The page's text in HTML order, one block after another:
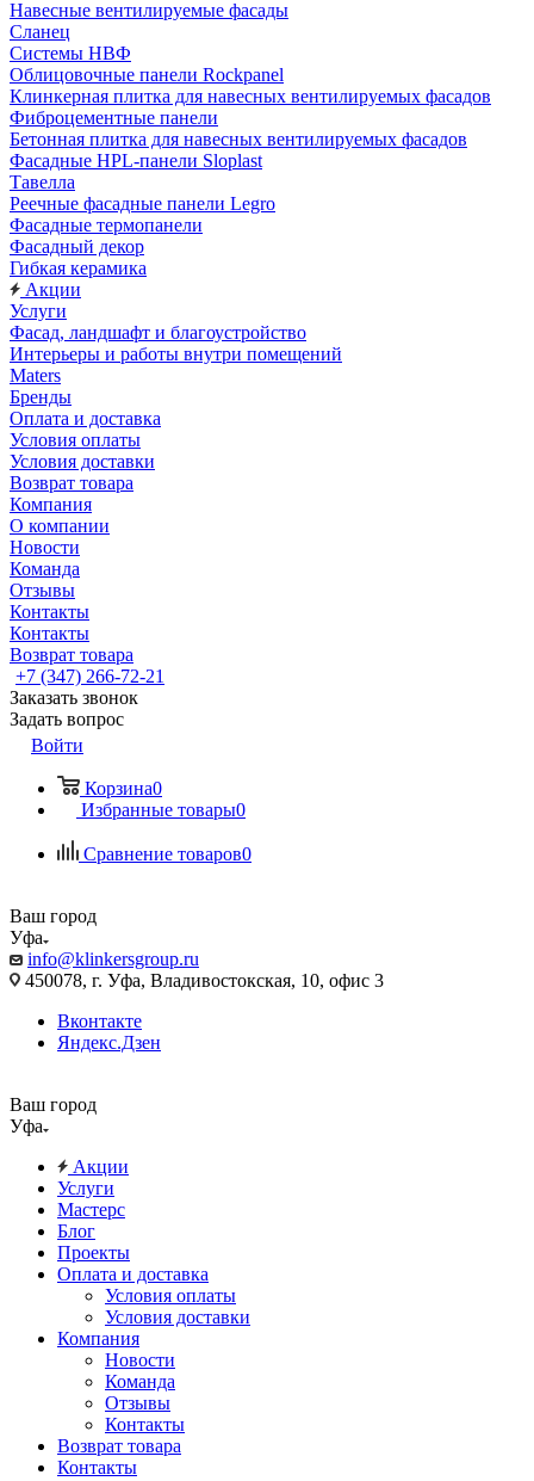
Навесные вентилируемые фасады
Сланец
Системы НВФ
Облицовочные панели Rockpanel
Клинкерная плитка для навесных вентилируемых фасадов
Фиброцементные панели
Бетонная плитка для навесных вентилируемых фасадов
Фасадные HPL-панели Sloplast
Тавелла
Реечные фасадные панели Legro
Фасадные термопанели
Фасадный декор
Гибкая керамика
Акции
Услуги
Фасад, ландшафт и благоустройство
Интерьеры и работы внутри помещений
Maters
Бренды
Оплата и доставка
Условия оплаты
Условия доставки
Возврат товара
Компания
О компании
Новости
Команда
Отзывы
Контакты
Контакты
Возврат товара
+7 (347) 266-72-21
Заказать звонок
Задать вопрос
Войти
Корзина0
Избранные товары0
Сравнение товаров0
Ваш город
Уфа
info@klinkersgroup.ru
450078, г. Уфа, Владивостокская, 10, офис 3
Вконтакте
Яндекс.Дзен
Ваш город
Уфа
Акции
Услуги
Мастерс
Блог
Проекты
Оплата и доставка
Условия оплаты
Условия доставки
Компания
Новости
Команда
Отзывы
Контакты
Возврат товара
Контакты